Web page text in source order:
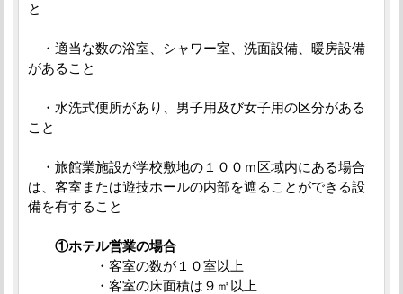
と
・適当な数の浴室、シャワー室、洗面設備、暖房設備
があること
・水洗式便所があり、男子用及び女子用の区分がある
こと
・旅館業施設が学校敷地の１００ｍ区域内にある場合
は、客室または遊技ホールの内部を遮ることができる設
備を有すること
①ホテル営業の場合
・客室の数が１０室以上
・客室の床面積は９㎡以上